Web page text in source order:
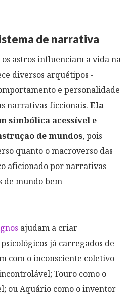
de narrativa
astros influenciam a vida na
diversos arquétipos -
e personalidade
narrativas ficcionais. Ela
simbólica acessível e
de mundos, pois
quanto o macroverso das
aficionado por narrativas
de mundo bem
ajudam a criar
já carregados de
com o inconsciente coletivo -
Touro como o
ou Aquário como o inventor